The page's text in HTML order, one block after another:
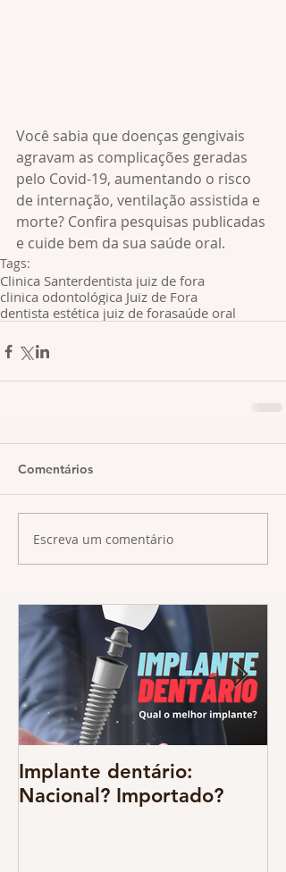
Você sabia que doenças gengivais
agravam as complicações geradas
pelo Covid-19, aumentando o risco
de internação, ventilação assistida e
morte? Confira pesquisas publicadas
e cuide bem da sua saúde oral.
Tags:
Clinica Santerdentista juiz de fora
clinica odontológica Juiz de Fora
dentista estética juiz de forasaúde oral
Comentários
Escreva um comentário
Implante dentário:
Nacional? Importado?